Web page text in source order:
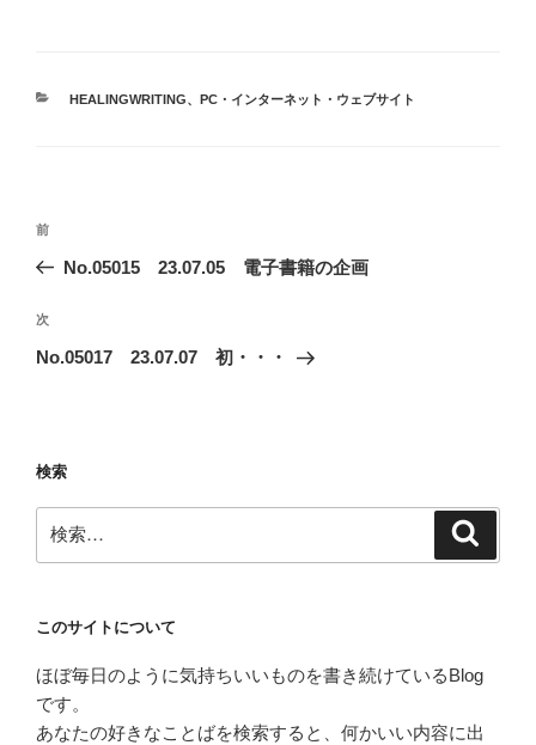
カ
HEALINGWRITING、 PC・インターネット・ウェブサイト
投
ビ
ゲ
ン
前
の
稿
前
No.05015 23.07.05 電子書籍の企画
次
の
次
No.05017 23.07.07 初・・・
検索
索:
このサイトについて
ほぼ毎日のように気持ちいいものを書き続けているBlog
です。
あなたの好きなことばを検索すると、何かいい内容に出